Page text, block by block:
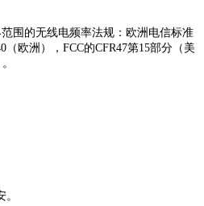
的无线电频率法规：欧洲电信标准
（欧洲），FCC的CFR47第15部分（美